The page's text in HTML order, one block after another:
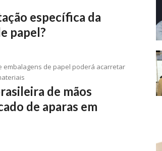
específica da
papel?
embalagens de papel poderá acarretar
de mãos
de aparas em